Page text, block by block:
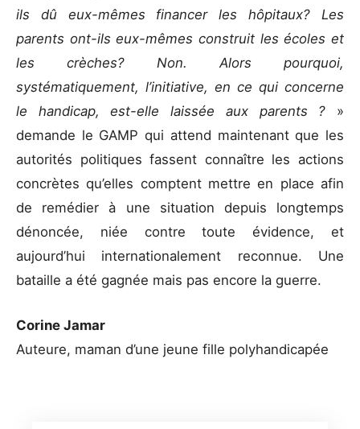
ils dû eux-mêmes financer les hôpitaux? Les
parents ont-ils eux-mêmes construit les écoles et
les crèches? Non. Alors pourquoi,
systématiquement, l’initiative, en ce qui concerne
le handicap, est-elle laissée aux parents ? »
demande le GAMP qui attend maintenant que les
autorités politiques fassent connaître les actions
concrètes qu’elles comptent mettre en place afin
de remédier à une situation depuis longtemps
dénoncée, niée contre toute évidence, et
aujourd’hui internationalement reconnue. Une
bataille a été gagnée mais pas encore la guerre.
Corine Jamar
Auteure, maman d’une jeune fille polyhandicapée